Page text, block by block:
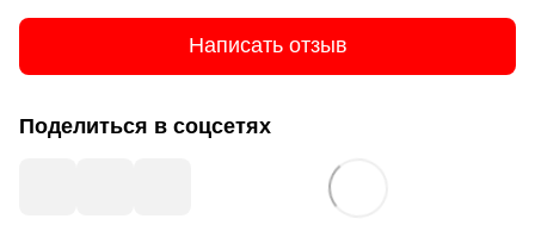
Написать отзыв
Поделиться в соцсетях